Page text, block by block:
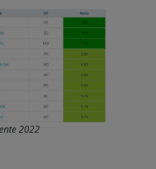
2022